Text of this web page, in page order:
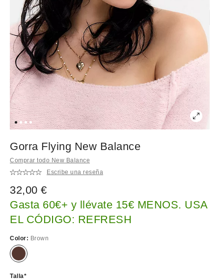
Gorra Flying New Balance
Comprar todo New Balance
Escribe una reseña
32,00 €
Gasta 60€+ y llévate 15€ MENOS. USA
EL CÓDIGO: REFRESH
Color: Brown
Talla